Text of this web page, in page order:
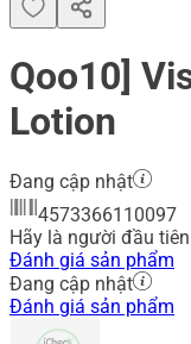
Qoo10]
Lotion
Đang cập nhật
4573366110097
Hãy là người đầu
Đánh giá sản phẩm
Đang cập nhật
Đánh giá sản phẩm